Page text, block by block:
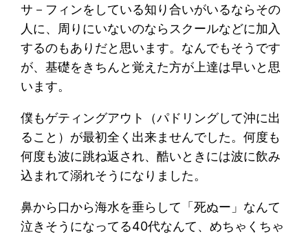
サ－フィンをしている知り合いがいるならその
人に、周りにいないのならスクールなどに加入
するのもありだと思います。なんでもそうです
が、基礎をきちんと覚えた方が上達は早いと思
います。
僕もゲティングアウト（パドリングして沖に出
ること）が最初全く出来ませんでした。何度も
何度も波に跳ね返され、酷いときには波に飲み
込まれて溺れそうになりました。
鼻から口から海水を垂らして「死ぬー」なんて
泣きそうになってる40代なんて、めちゃくちゃ